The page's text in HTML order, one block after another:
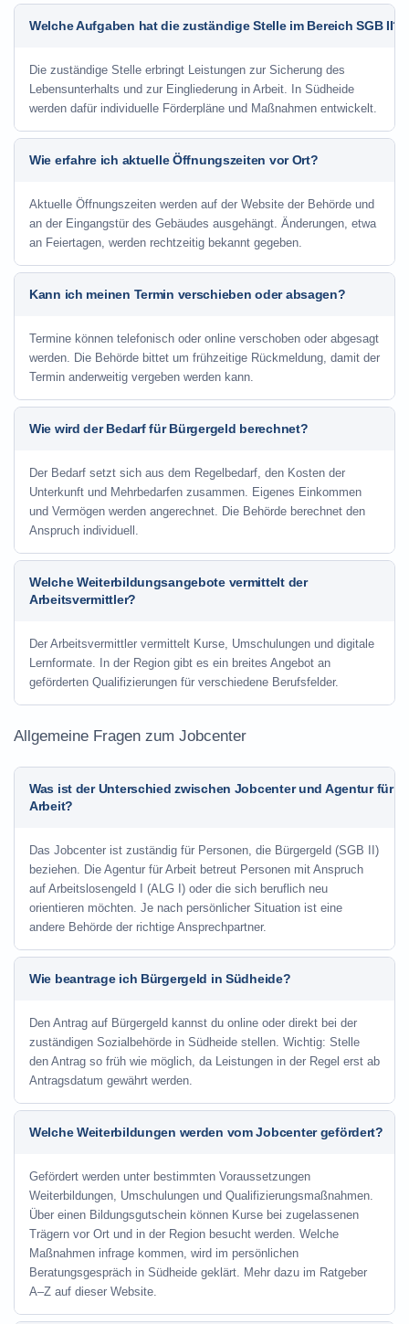
Welche Aufgaben hat die zuständige Stelle im Bereich SGB II?
Die zuständige Stelle erbringt Leistungen zur Sicherung des
Lebensunterhalts und zur Eingliederung in Arbeit. In Südheide
werden dafür individuelle Förderpläne und Maßnahmen entwickelt.
Wie erfahre ich aktuelle Öffnungszeiten vor Ort?
Aktuelle Öffnungszeiten werden auf der Website der Behörde und
an der Eingangstür des Gebäudes ausgehängt. Änderungen, etwa
an Feiertagen, werden rechtzeitig bekannt gegeben.
Kann ich meinen Termin verschieben oder absagen?
Termine können telefonisch oder online verschoben oder abgesagt
werden. Die Behörde bittet um frühzeitige Rückmeldung, damit der
Termin anderweitig vergeben werden kann.
Wie wird der Bedarf für Bürgergeld berechnet?
Der Bedarf setzt sich aus dem Regelbedarf, den Kosten der
Unterkunft und Mehrbedarfen zusammen. Eigenes Einkommen
und Vermögen werden angerechnet. Die Behörde berechnet den
Anspruch individuell.
Welche Weiterbildungsangebote vermittelt der
Arbeitsvermittler?
Der Arbeitsvermittler vermittelt Kurse, Umschulungen und digitale
Lernformate. In der Region gibt es ein breites Angebot an
geförderten Qualifizierungen für verschiedene Berufsfelder.
Allgemeine Fragen zum Jobcenter
Was ist der Unterschied zwischen Jobcenter und Agentur für
Arbeit?
Das Jobcenter ist zuständig für Personen, die Bürgergeld (SGB II)
beziehen. Die Agentur für Arbeit betreut Personen mit Anspruch
auf Arbeitslosengeld I (ALG I) oder die sich beruflich neu
orientieren möchten. Je nach persönlicher Situation ist eine
andere Behörde der richtige Ansprechpartner.
Wie beantrage ich Bürgergeld in Südheide?
Den Antrag auf Bürgergeld kannst du online oder direkt bei der
zuständigen Sozialbehörde in Südheide stellen. Wichtig: Stelle
den Antrag so früh wie möglich, da Leistungen in der Regel erst ab
Antragsdatum gewährt werden.
Welche Weiterbildungen werden vom Jobcenter gefördert?
Gefördert werden unter bestimmten Voraussetzungen
Weiterbildungen, Umschulungen und Qualifizierungsmaßnahmen.
Über einen Bildungsgutschein können Kurse bei zugelassenen
Trägern vor Ort und in der Region besucht werden. Welche
Maßnahmen infrage kommen, wird im persönlichen
Beratungsgespräch in Südheide geklärt. Mehr dazu im Ratgeber
A–Z auf dieser Website.